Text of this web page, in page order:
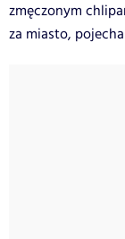
zmęczonym
za miasto,